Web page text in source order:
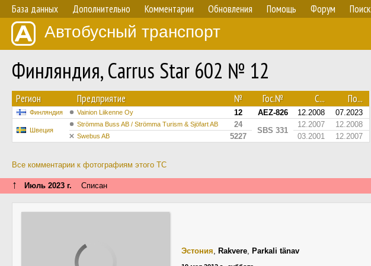
База данных Дополнительно Комментарии Обновления Помощь Форум Поиск
Автобусный транспорт
Финляндия, Carrus Star 602 № 12
Регион Предприятие № Гос.№ С... По...
Финляндия Vainion Liikenne Oy 12 AEZ-826 12.2008 07.2023
Швеция
Strömma Buss AB / Strömma Turism & Sjöfart AB 24
SBS 331
12.2007 12.2008
Swebus AB 5227 03.2001 12.2007
Все комментарии к фотографиям этого ТС
↑ Июль 2023 г. Списан
Эстония, Rakvere, Parkali tänav